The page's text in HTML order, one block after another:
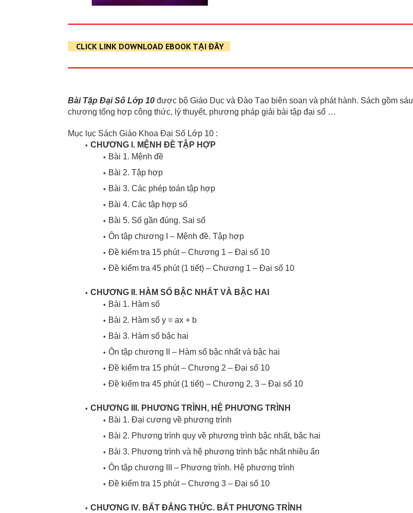
CLICK LINK DOWNLOAD EBOOK TẠI ĐÂY
Bài Tập Đại Số Lớp 10 được bộ Giáo Dục và Đào Tạo biên soạn và phát hành. Sách gồm sáu
chương tổng hợp công thức, lý thuyết, phương pháp giải bài tập đại số …
Mục lục Sách Giáo Khoa Đại Số Lớp 10 :
CHƯƠNG I. MỆNH ĐỀ TẬP HỢP
Bài 1. Mệnh đề
Bài 2. Tập hợp
Bài 3. Các phép toán tập hợp
Bài 4. Các tập hợp số
Bài 5. Số gần đúng. Sai số
Ôn tập chương I – Mệnh đề. Tập hợp
Đề kiểm tra 15 phút – Chương 1 – Đại số 10
Đề kiểm tra 45 phút (1 tiết) – Chương 1 – Đại số 10
CHƯƠNG II. HÀM SỐ BẬC NHẤT VÀ BẬC HAI
Bài 1. Hàm số
Bài 2. Hàm số y = ax + b
Bài 3. Hàm số bậc hai
Ôn tập chương II – Hàm số bậc nhất và bậc hai
Đề kiểm tra 15 phút – Chương 2 – Đại số 10
Đề kiểm tra 45 phút (1 tiết) – Chương 2, 3 – Đại số 10
CHƯƠNG III. PHƯƠNG TRÌNH, HỆ PHƯƠNG TRÌNH
Bài 1. Đại cương về phương trình
Bài 2. Phương trình quy về phương trình bậc nhất, bậc hai
Bài 3. Phương trình và hệ phương trình bậc nhất nhiều ẩn
Ôn tập chương III – Phương trình. Hệ phương trình
Đề kiểm tra 15 phút – Chương 3 – Đại số 10
CHƯƠNG IV. BẤT ĐẲNG THỨC. BẤT PHƯƠNG TRÌNH